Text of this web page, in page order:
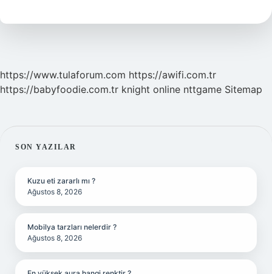
Kadar
https://www.tulaforum.com https://awifi.com.tr
https://babyfoodie.com.tr knight online nttgame Sitemap
SIDEBAR
SON YAZILAR
Kuzu eti zararlı mı ?
Ağustos 8, 2026
Mobilya tarzları nelerdir ?
Ağustos 8, 2026